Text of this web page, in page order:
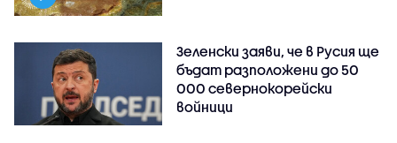
Зеленски заяви, че в Русия ще
бъдат разположени до 50
000 севернокорейски
войници